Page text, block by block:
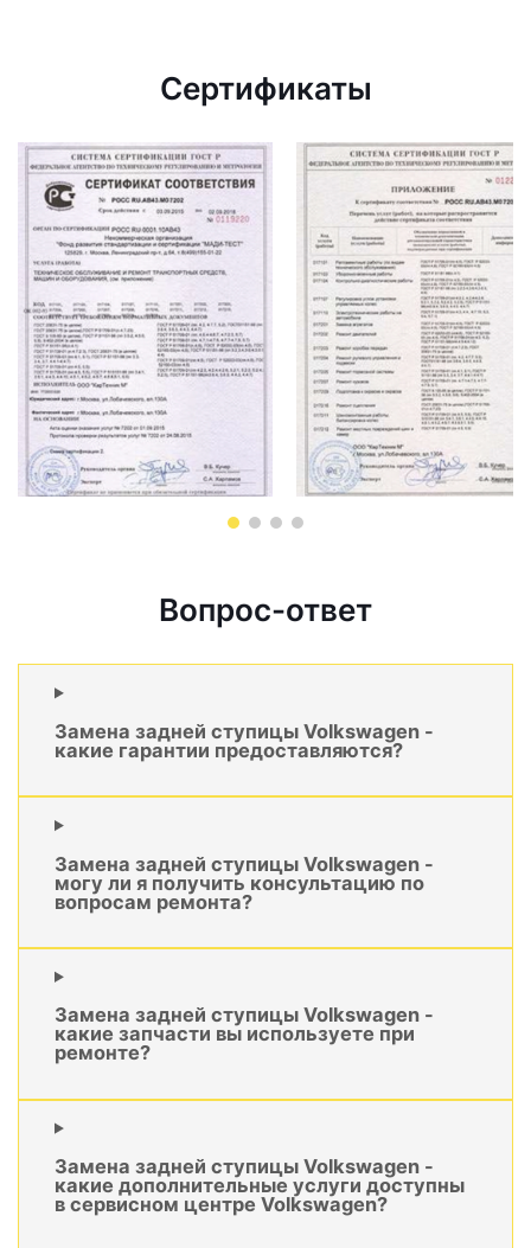
Сертификаты
Вопрос-ответ
Замена задней ступицы Volkswagen -
какие гарантии предоставляются?
Замена задней ступицы Volkswagen -
могу ли я получить консультацию по
вопросам ремонта?
Замена задней ступицы Volkswagen -
какие запчасти вы используете при
ремонте?
Замена задней ступицы Volkswagen -
какие дополнительные услуги доступны
в сервисном центре Volkswagen?